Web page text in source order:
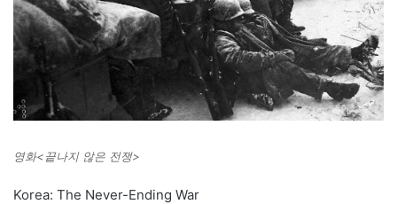
영화<끝나지 않은 전쟁>
Korea: The Never-Ending War